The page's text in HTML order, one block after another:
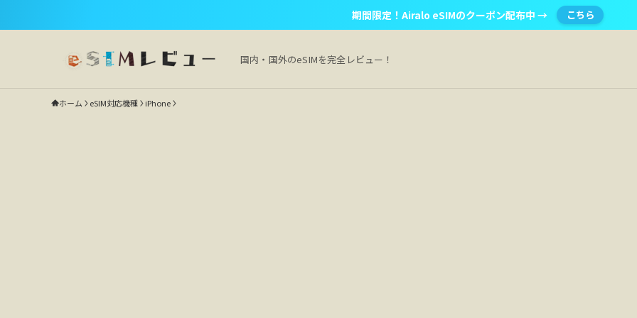
期間限定！Airalo eSIMのクーポン配布中 → こちら
国内・国外のeSIMを完全レビュー！
ホーム eSIM対応機種 iPhone